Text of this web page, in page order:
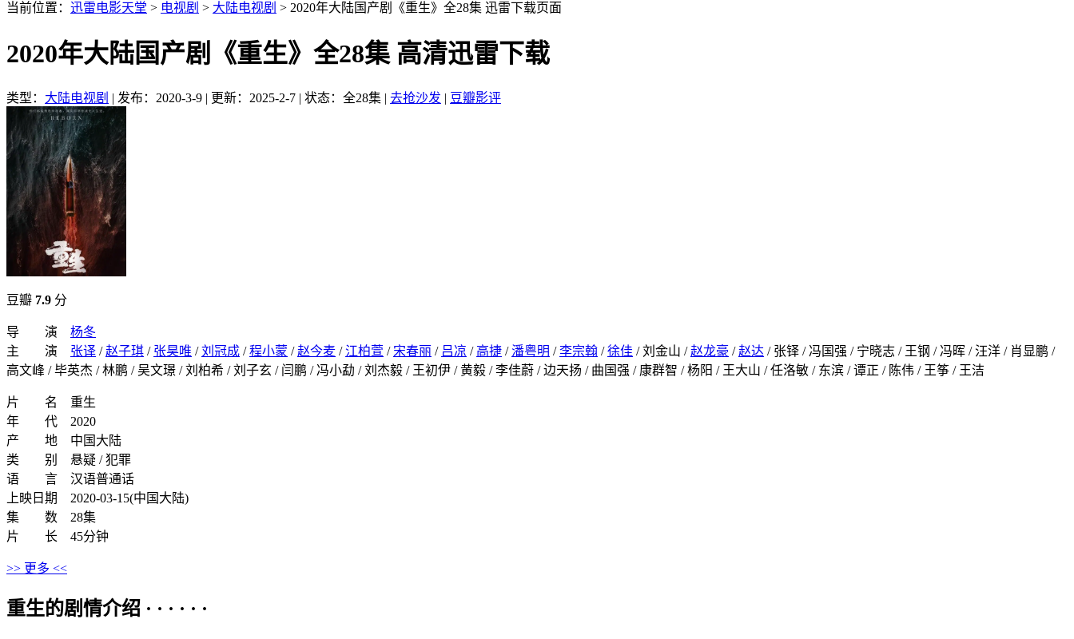
当前位置： 迅雷电影天堂 > 电视剧 > 大陆电视剧 > 2020年大陆国产剧《重生》全28集 迅雷下载页面
2020年大陆国产剧《重生》全28集 高清迅雷下载
类型： 大陆电视剧 | 发布：2020-3-9 | 更新：2025-2-7 | 状态：全28集 | 去抢沙发 | 豆瓣影评
豆瓣 7.9 分
导 演 杨冬
主 演 张译 /赵子琪 / 张昊唯 /刘冠成 /程小蒙 /赵今麦 / 江柏萱 / 宋春丽 / 吕凉 / 高捷 / 潘粤明 /李宗翰 /徐佳 / 刘金山 /赵龙豪 /赵达 / 张铎 / 冯国强 / 宁晓志 / 王钢 / 冯晖 / 汪洋 / 肖显鹏 /
高文峰 / 毕英杰 / 林鹏 / 吴文璟 / 刘柏希 / 刘子玄 / 闫鹏 / 冯小勐 / 刘杰毅 / 王初伊 / 黄毅 / 李佳蔚 / 边天扬 / 曲国强 / 康群智 / 杨阳 / 王大山 / 任洛敏 / 东滨 / 谭正 / 陈伟 / 王筝 / 王洁
片 名 重生
年 代 2020
产 地 中国大陆
类 别 悬疑 / 犯罪
语 言 汉语普通话
上映日期 2020-03-15(中国大陆)
集 数 28集
片 长 45分钟
>> 更多 <<
重生的剧情介绍 · · · · · ·